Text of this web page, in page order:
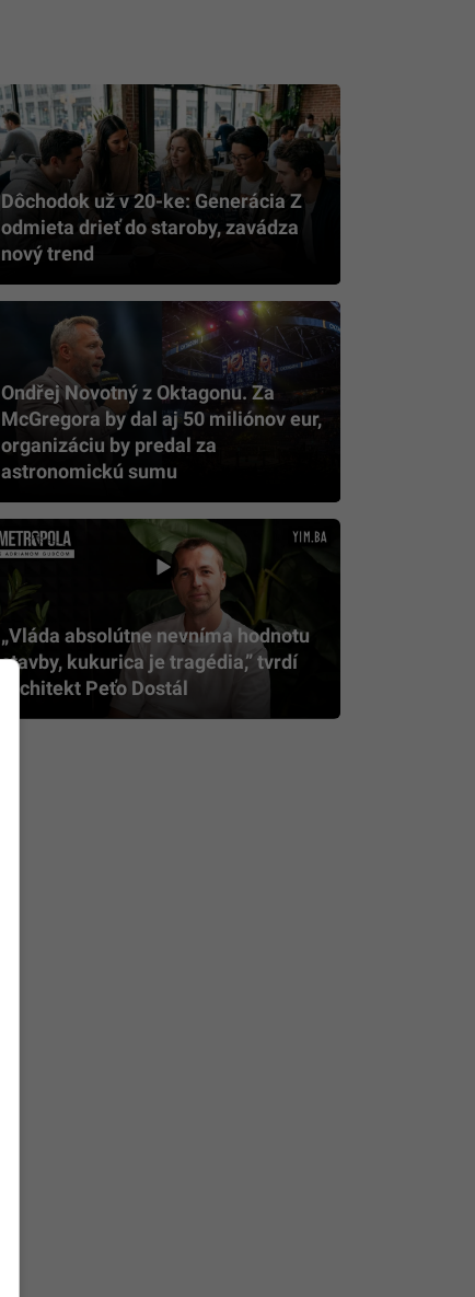
Dôchodok už v 20-ke: Generácia Z
odmieta drieť do staroby, zavádza
nový trend
Ondřej Novotný z Oktagonu. Za
McGregora by dal aj 50 miliónov eur,
organizáciu by predal za
astronomickú sumu
„Vláda absolútne nevníma hodnotu
stavby, kukurica je tragédia,” tvrdí
architekt Peťo Dostál